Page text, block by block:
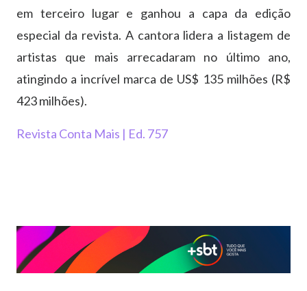
em terceiro lugar e ganhou a capa da edição
especial da revista. A cantora lidera a listagem de
artistas que mais arrecadaram no último ano,
atingindo a incrível marca de US$ 135 milhões (R$
423 milhões).
Revista Conta Mais | Ed. 757